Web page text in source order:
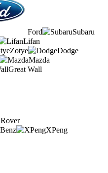
Ford
Subaru
Lifan
Zotye
Dodge
Mazda
Great Wall
XPeng